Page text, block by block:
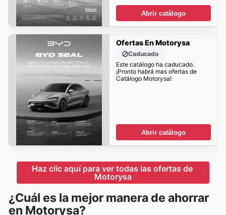
Abrir catálogo
Ofertas En Motorysa
Caducado
Este catálogo ha caducado.
¡Pronto habrá mas ofertas de
Catálogo Motorysa!
Abrir catálogo
Haz clic aquí para ver todas las ofertas de
Motorysa
¿Cuál es la mejor manera de ahorrar
en Motorysa?